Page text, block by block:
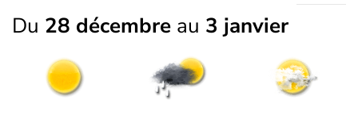
Du 28 décembre au 3 janvier